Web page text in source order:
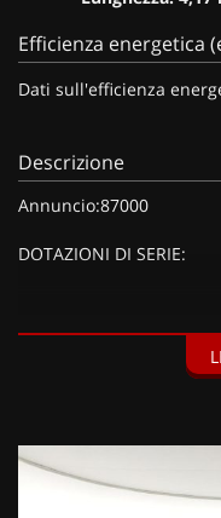
Efficienza energetica
Dati sull'efficienza
Descrizione
Annuncio:87000
DOTAZIONI DI SERIE:
Vernice speciale Rosso